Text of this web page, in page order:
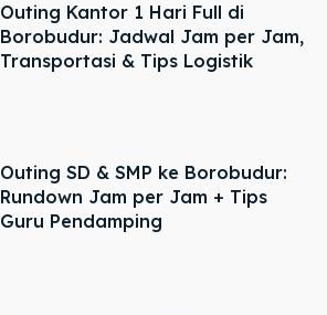
Outing Kantor 1 Hari Full di
Borobudur: Jadwal Jam per Jam,
Transportasi & Tips Logistik
Outing SD & SMP ke Borobudur:
Rundown Jam per Jam + Tips
Guru Pendamping